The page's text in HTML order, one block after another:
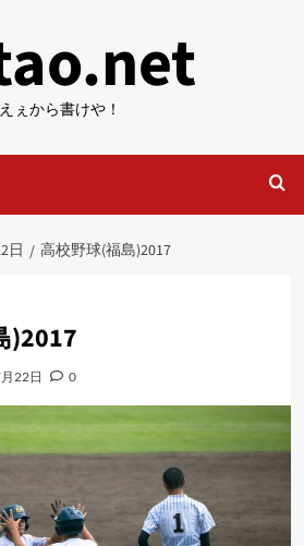
えぇから書けや！
日 高校野球(福島)2017
)2017
22日 0